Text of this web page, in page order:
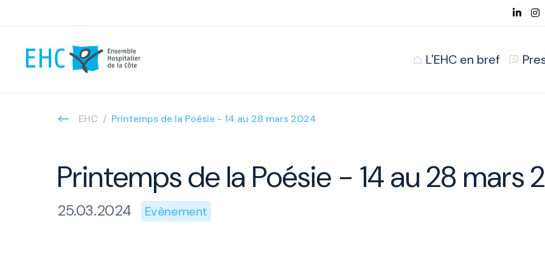
L'EHC en bref
EHC Printemps de la Poésie - 14 au 28 mars 2024
Printemps de la Poésie - 14 au 28 mars
25.03.2024 Evènement